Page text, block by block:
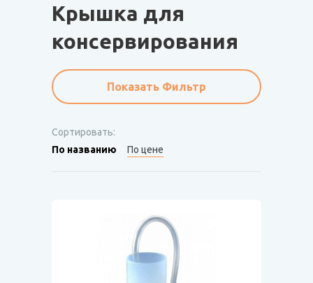
Крышка для
консервирования
Показать Фильтр
Сортировать:
По названию
По цене